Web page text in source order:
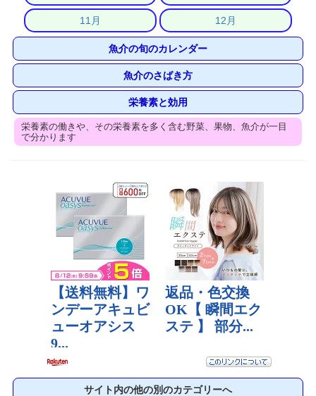
11月 12月
魚介の旬のカレンダー
魚介のさばき方
栄養素と効用
栄養素の働きや、その栄養素を多く含む野菜、果物、魚介が一目
で分かります
サイト内の他の別のカテゴリーへ